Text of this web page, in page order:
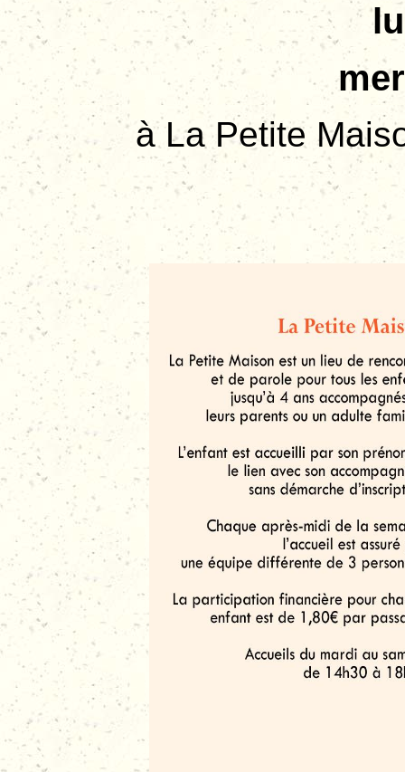
à La Petite